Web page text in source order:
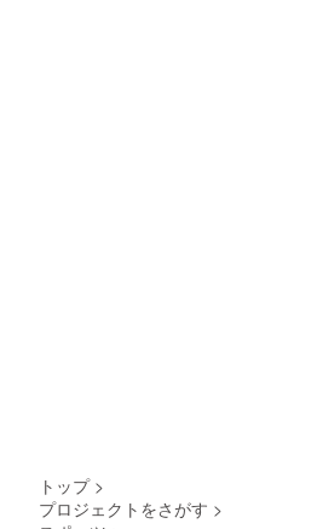
トップ >
プロジェクトをさがす >